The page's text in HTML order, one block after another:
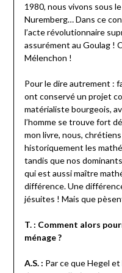
1980, nous vivons sous
Nuremberg… Dans ce
l’acte révolutionnaire
assurément au Goulag !
Mélenchon !
Pour le dire autrement :
ont conservé un projet
matérialiste bourgeois,
l’homme se trouve fort
mon livre, nous,
historiquement les
tandis que nos
qui est aussi maître
différence. Une
jésuites ! Mais que
T. : Comment alors
ménage ?
A.S. : Par ce que Hegel